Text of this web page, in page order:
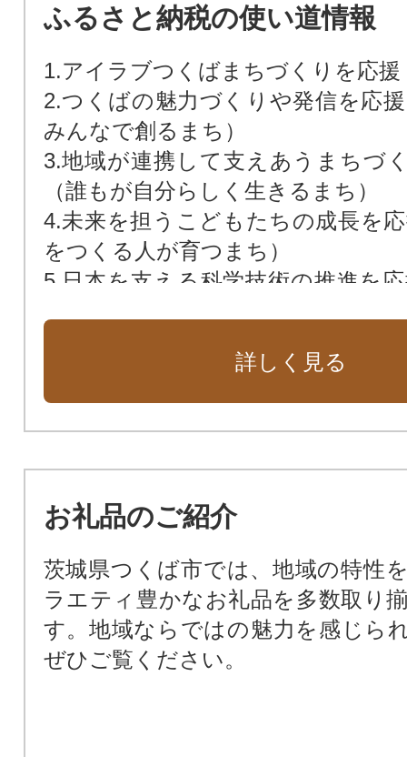
ふるさと納税の使い道情報
1.アイラブつくばまちづくりを応援
2.つくばの魅力づくりや発信を応
みんなで創るまち）
3.地域が連携して支えあうまちづ
（誰もが自分らしく生きるまち）
4.未来を担うこどもたちの成長を
をつくる人が育つまち）
5.日本を支える科学技術の推進を
詳しく見る
お礼品のご紹介
茨城県つくば市では、地域の特性
ラエティ豊かなお礼品を多数取り
す。地域ならではの魅力を感じら
ぜひご覧ください。